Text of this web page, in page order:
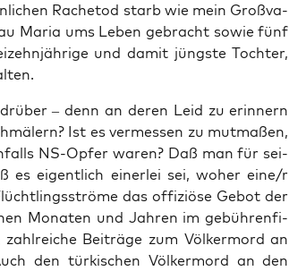
Rache­tod starb wie mein Groß­va­
Maria ums Leben gebracht sowie fünf
und damit jüngs­te Toch­ter,
– denn an deren Leid zu erin­nern
Ist es ver­mes­sen zu mut­ma­ßen,
NS-Opfer waren? Daß man für sei­
es eigent­lich einer­lei sei, woher eine/r
das offi­ziö­se Gebot der
Mona­ten und Jah­ren im gebüh­ren­fi­
Bei­trä­ge zum Völ­ker­mord an
den tür­ki­schen Völ­ker­mord an den